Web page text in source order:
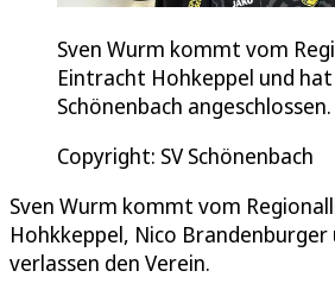
Sven Wurm kommt vom
Eintracht Hohkeppel und hat
Schönenbach angeschlossen.
Copyright: SV Schönenbach
Sven Wurm kommt vom
Hohkkeppel, Nico Brandenburger
verlassen den Verein.